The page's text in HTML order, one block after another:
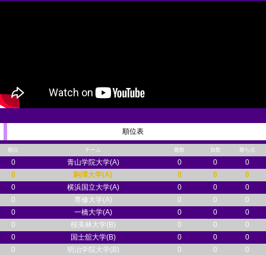
順位表
順位 チーム 勝数 負数 勝ち点
0 青山学院大学(A) 0 0
0
0
駒澤大学(A) 0 0
0
0
横浜国立大学(A) 0 0
0
0
専修大学(A) 0 0
0
0
一橋大学(A) 0 0
0
0
桜美林大学(B) 0 0
0
0
国士舘大学(B) 0 0
0
0
明治学院大学(B) 0 0
0